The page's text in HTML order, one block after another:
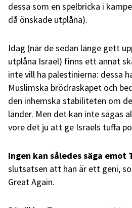
dessa som en spelbricka i
då önskade utplåna).
Idag (när de sedan länge gett
utplåna Israel) finns ett annat
inte vill ha palestinierna: dessa
Muslimska brödraskapet och
den inhemska stabiliteten om
länder. Men det kan inte sägas
vore det ju att ge Israels tuffa
Ingen kan således säga emot
slutsatsen att han är ett geni,
Great Again.